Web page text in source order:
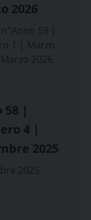
2026
59 |
1 | Marzo
2026
58 |
4 |
2025
2025